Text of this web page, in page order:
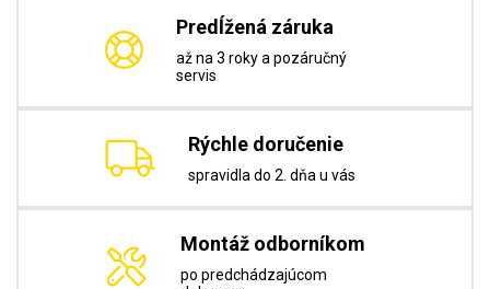
Predĺžená záruka
až na 3 roky a pozáručný
servis
Rýchle doručenie
spravidla do 2. dňa u vás
Montáž odborníkom
po predchádzajúcom